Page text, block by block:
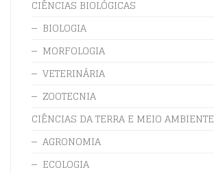
CIÊNCIAS BIOLÓGICAS
BIOLOGIA
MORFOLOGIA
VETERINÁRIA
ZOOTECNIA
CIÊNCIAS DA TERRA E MEIO AMBIENTE
AGRONOMIA
ECOLOGIA